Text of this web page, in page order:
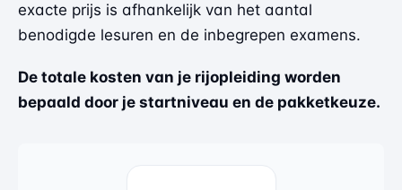
exacte prijs is afhankelijk van het aantal
benodigde lesuren en de inbegrepen examens.
De totale kosten van je rijopleiding worden
bepaald door je startniveau en de pakketkeuze.